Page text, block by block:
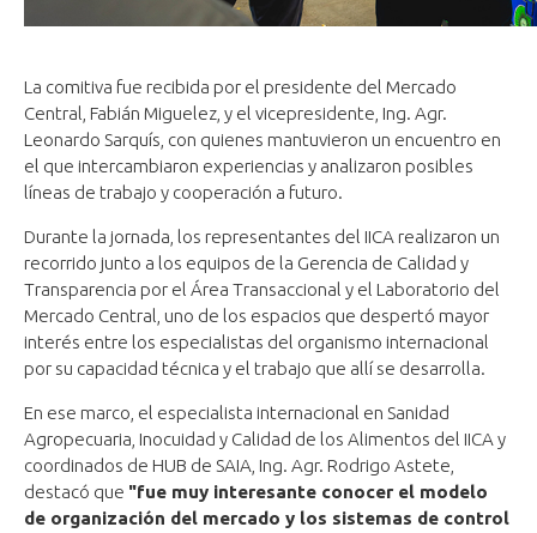
La comitiva fue recibida por el presidente del Mercado
Central, Fabián Miguelez, y el vicepresidente, Ing. Agr.
Leonardo Sarquís, con quienes mantuvieron un encuentro en
el que intercambiaron experiencias y analizaron posibles
líneas de trabajo y cooperación a futuro.
Durante la jornada, los representantes del IICA realizaron un
recorrido junto a los equipos de la Gerencia de Calidad y
Transparencia por el Área Transaccional y el Laboratorio del
Mercado Central, uno de los espacios que despertó mayor
interés entre los especialistas del organismo internacional
por su capacidad técnica y el trabajo que allí se desarrolla.
En ese marco, el especialista internacional en Sanidad
Agropecuaria, Inocuidad y Calidad de los Alimentos del IICA y
coordinados de HUB de SAIA, Ing. Agr. Rodrigo Astete,
destacó que "fue muy interesante conocer el modelo
de organización del mercado y los sistemas de control